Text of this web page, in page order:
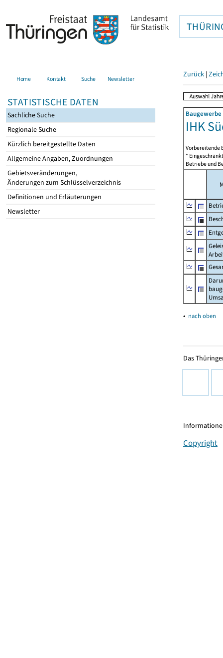
Home Kontakt Suche Newsletter
STATISTISCHE DATEN
Sachliche Suche
Regionale Suche
Kürzlich bereitgestellte Daten
Allgemeine Angaben, Zuordnungen
Gebietsveränderungen,
Änderungen zum Schlüsselverzeichnis
Definitionen und Erläuterungen
Newsletter
Zurück |
IHK
Vorbereitende
*
Betriebe und
▴ nach oben
Das
Copyright